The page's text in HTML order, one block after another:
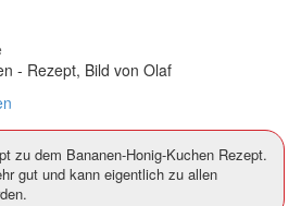
zu dem Bananen-Honig-Kuchen Rezept.
gut und kann eigentlich zu allen